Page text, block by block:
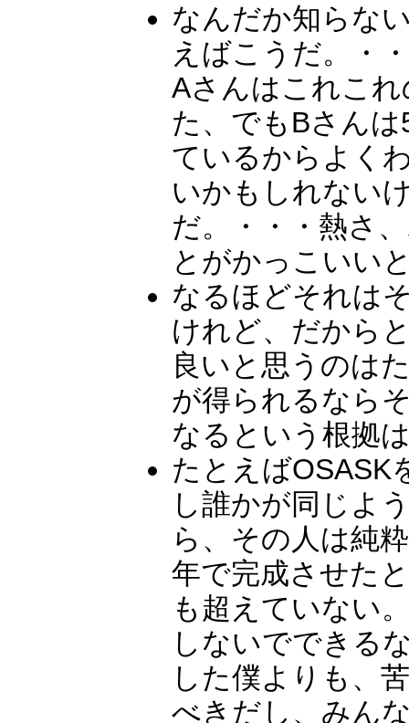
なんだか知らな
えばこうだ。・
Aさんはこれこ
た、でもBさん
ているからよく
いかもしれない
だ。・・・熱さ
とがかっこいい
なるほどそれは
けれど、だから
良いと思うのは
が得られるなら
なるという根拠
たとえばOSASK
し誰かが同じよ
ら、その人は純
年で完成させた
も超えていない
しないでできる
した僕よりも、
べきだし、みん